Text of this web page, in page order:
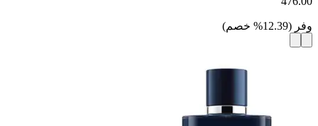
وفر (
12.39
% خصم)